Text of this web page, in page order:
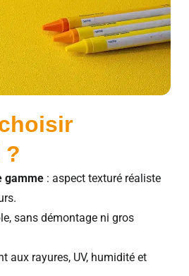
?
gamme: aspect texturé réaliste
sans démontage ni gros
aux rayures, UV, humidité et